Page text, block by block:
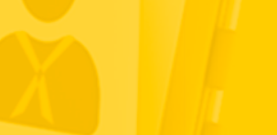
Descargas Contraloría de Servicio